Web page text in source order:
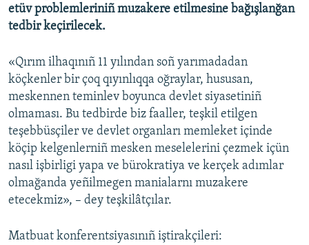
etüv problemleriniñ muzakere etilmesine bağışlanğan
tedbir keçirilecek.
«Qırım ilhaqınıñ 11 yılından soñ yarımadadan
köçkenler bir çoq qıyınlıqqa oğraylar, hususan,
meskennen teminlev boyunca devlet siyasetiniñ
olmaması. Bu tedbirde biz faaller, teşkil etilgen
teşebbüsçiler ve devlet organları memleket içinde
köçip kelgenlerniñ mesken meselelerini çezmek içün
nasıl işbirligi yapa ve bürokratiya ve kerçek adımlar
olmağanda yeñilmegen manialarnı muzakere
etecekmiz», – dey teşkilâtçılar.
Matbuat konferentsiyasınıñ iştirakçileri: